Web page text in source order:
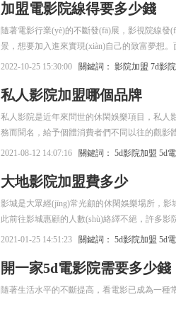
正式開啟這個事業(yè)之前，首先需要對費用
加盟電影院線得要多少錢
隨著電影行業(yè)的不斷發(fā)展，影視院線發
景，想要加入進來實現(xiàn)自己的致富夢想
情。那么加盟電影院線要多少錢？
2022-10-25 15:30:00 關鍵詞： 影院加盟 7d影
私人影院加盟哪個品牌
私人影院是近年來問世的休閑娛樂項目，私人
務而聞名，給予個體消費者們不同以往的觀影
2021-08-12 14:07:16 關鍵詞： 5d影院加盟 5d
大地影院加盟費多少
影城是大眾經(jīng)常光顧的休閑娛樂場所，
此前往影城惠顧的人數(shù)絡繹不絕，許多影
2021-01-25 14:51:23 關鍵詞： 5d影院加盟 5d
開一家5d電影院需要多少錢
隨著生活水平的不斷提高，看電影已成為一種